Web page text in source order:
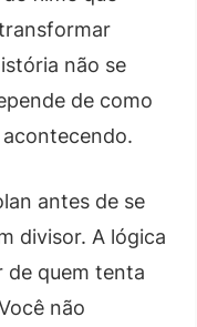
não se
de como
antes de se
divisor. A lógica
de quem tenta
não